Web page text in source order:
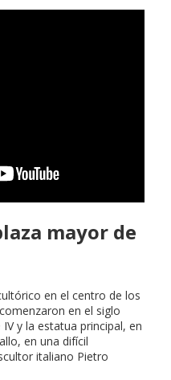
mayor de
en el centro de los
en el siglo
y la estatua principal, en
en una difícil
italiano Pietro